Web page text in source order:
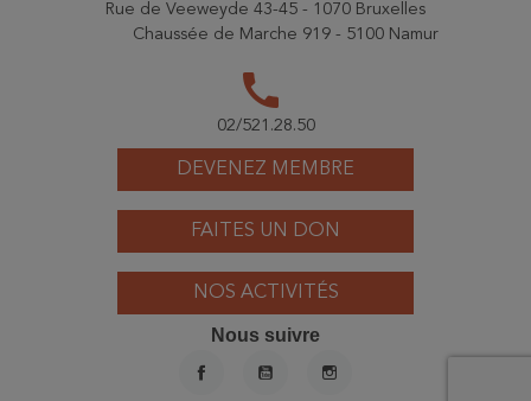
DEVENEZ MEMBRE
FAITES UN DON
NOS ACTIVITÉS
Rue de Veeweyde 43-45 - 1070 Bruxelles
Chaussée de Marche 919 - 5100 Namur
call
02/521.28.50
Nous suivre